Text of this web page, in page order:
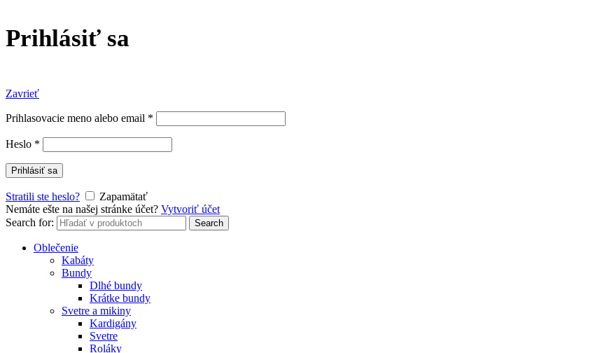
Prihlásiť sa
Zavrieť
Prihlasovacie meno alebo email *
Heslo *
Prihlásiť sa
Stratili ste heslo?
Zapamätať
Nemáte ešte na našej stránke účet? Vytvoriť účet
Search for:
Search
Oblečenie
Kabáty
Bundy
Dlhé bundy
Krátke bundy
Svetre a mikiny
Kardigány
Svetre
Roláky